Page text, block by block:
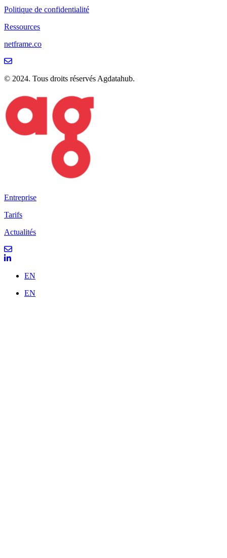
Politique de confidentialité
Ressources
netframe.co
© 2024. Tous droits réservés Agdatahub.
Entreprise
Tarifs
Actualités
EN
EN